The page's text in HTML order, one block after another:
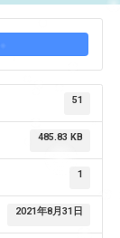
51
485.83 KB
1
2021年8月31日